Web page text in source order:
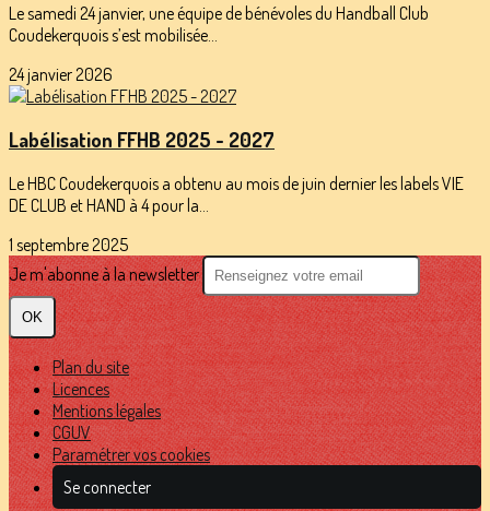
Le samedi 24 janvier, une équipe de bénévoles du Handball Club
Coudekerquois s’est mobilisée...
24 janvier 2026
Labélisation FFHB 2025 - 2027
Le HBC Coudekerquois a obtenu au mois de juin dernier les labels VIE
DE CLUB et HAND à 4 pour la...
1 septembre 2025
Je m'abonne à la newsletter
OK
Plan du site
Licences
Mentions légales
CGUV
Paramétrer vos cookies
Se connecter